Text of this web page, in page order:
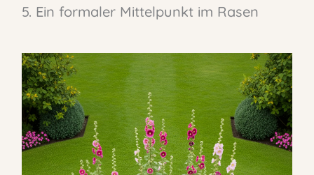
5. Ein formaler Mittelpunkt im Rasen